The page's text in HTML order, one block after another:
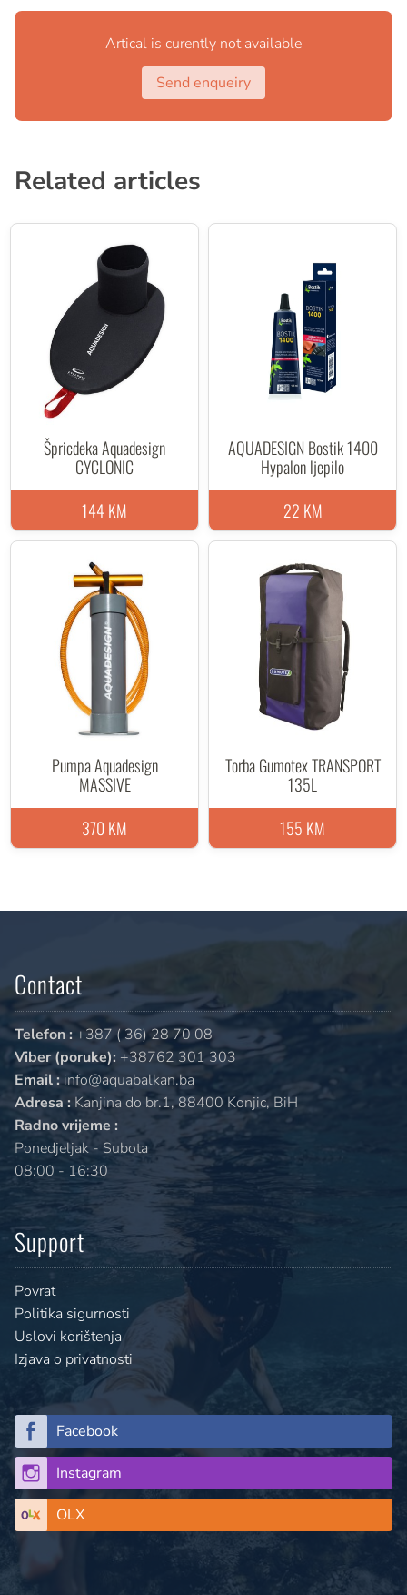
Artical is curently not available
Send enqueiry
Related articles
Špricdeka Aquadesign
CYCLONIC
144 KM
AQUADESIGN Bostik 1400
Hypalon ljepilo
22 KM
Pumpa Aquadesign
MASSIVE
370 KM
Torba Gumotex TRANSPORT
135L
155 KM
Contact
Telefon : +387 ( 36) 28 70 08
Viber (poruke): +38762 301 303
Email :info@aquabalkan.ba
Adresa : Kanjina do br.1, 88400 Konjic, BiH
Radno vrijeme :
Ponedjeljak - Subota
08:00 - 16:30
Support
Povrat
Politika sigurnosti
Uslovi korištenja
Izjava o privatnosti
Facebook
Instagram
OLX